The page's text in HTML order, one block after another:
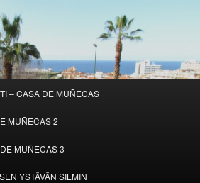
– CASA DE MUÑECAS
MUÑECAS 2
MUÑECAS 3
YSTÄVÄN SILMIN